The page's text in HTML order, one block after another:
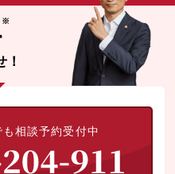
相談予約受付中